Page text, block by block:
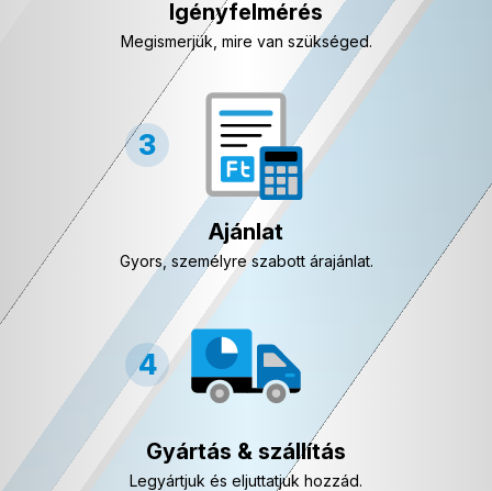
Igényfelmérés
Megismerjük, mire van szükséged.
Ajánlat
Gyors, személyre szabott árajánlat.
Gyártás & szállítás
Legyártjuk és eljuttatjuk hozzád.